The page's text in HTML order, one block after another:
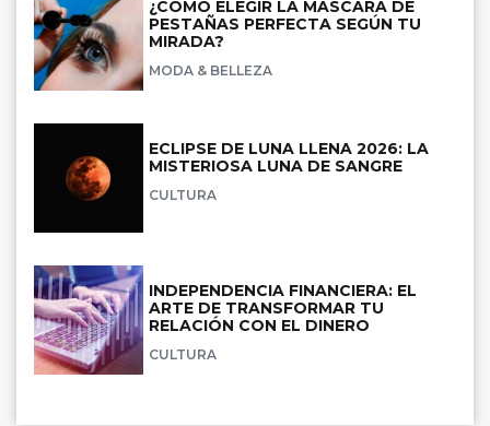
¿CÓMO ELEGIR LA MÁSCARA DE
PESTAÑAS PERFECTA SEGÚN TU
MIRADA?
MODA & BELLEZA
ECLIPSE DE LUNA LLENA 2026: LA
MISTERIOSA LUNA DE SANGRE
CULTURA
INDEPENDENCIA FINANCIERA: EL
ARTE DE TRANSFORMAR TU
RELACIÓN CON EL DINERO
CULTURA